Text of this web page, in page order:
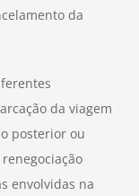
da
da viagem
posterior ou
envolvidas na